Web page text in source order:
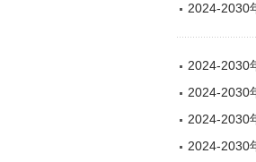
2024-2030
2024-2030
2024-2030
2024-2030
2024-2030